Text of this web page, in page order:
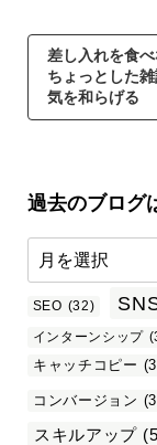
差し入れを食
ちょっとした
気を和らげる
過去のブログ
SEO (32)
インターンシップ
キャッチコピー
コンバージョン
スキルアップ